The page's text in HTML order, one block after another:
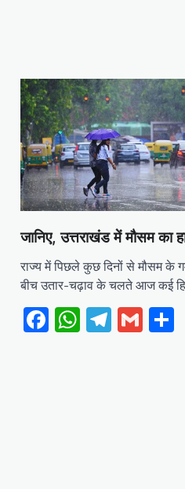
जानिए, उत्तराखंड में मौसम का
राज्य में पिछले कुछ दिनों से मौसम के
बीच उतार-चढ़ाव के चलते आज कई
Facebook
WhatsApp
Gmail